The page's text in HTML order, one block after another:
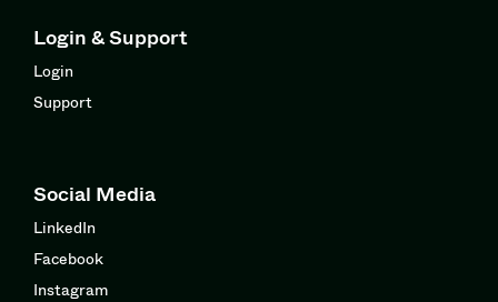
Login & Support
Login
Support
Social Media
LinkedIn
Facebook
Instagram